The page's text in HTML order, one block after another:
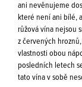
ani nevěnujeme
které není ani bílé,
růžová vína nejsou
z červených
vlastnosti obou
posledních letech
tato vína v sobě